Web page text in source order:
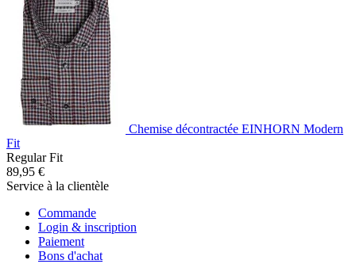
Chemise décontractée EINHORN Modern
Fit
Regular Fit
89,95 €
Service à la clientèle
Commande
Login & inscription
Paiement
Bons d'achat